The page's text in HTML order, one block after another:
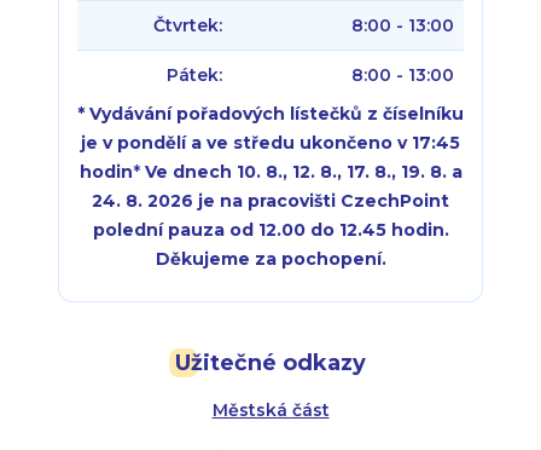
Užitečné odkazy
Městská část
Čtvrtek: 8:00 - 13:00
Pátek:
8:00 - 13:00
* Vydávání pořadových lístečků z číselníku
je v pondělí a ve středu ukončeno v 17:45
hodin* Ve dnech 10. 8., 12. 8., 17. 8., 19. 8. a
24. 8. 2026 je na pracovišti CzechPoint
polední pauza od 12.00 do 12.45 hodin.
Děkujeme za pochopení.
Úterý:
Středa:
Úterý:
Středa: